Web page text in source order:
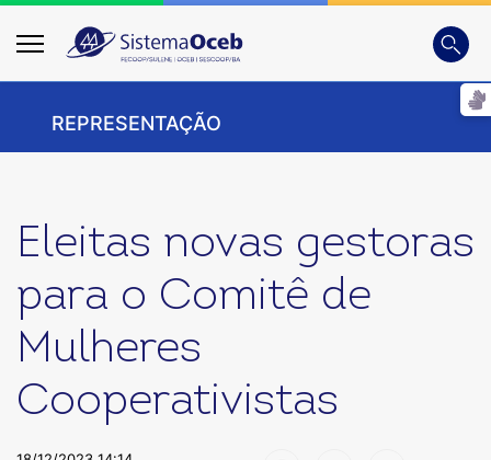
Busca
REPRESENTAÇÃO
Eleitas novas gestoras
para o Comitê de
Mulheres
Cooperativistas